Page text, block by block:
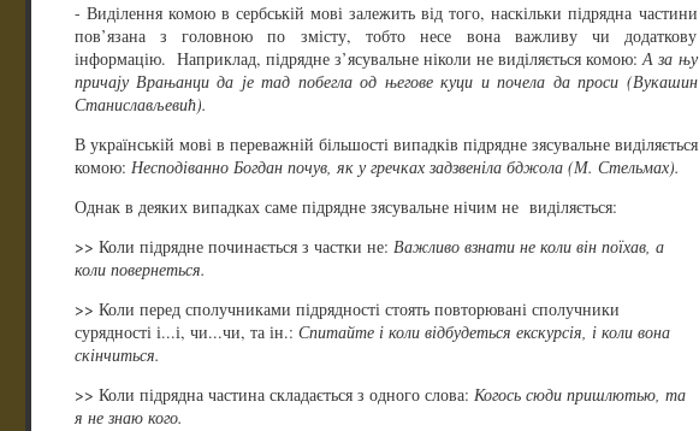
- Виділення комою в сербській мові залежить від того, наскільки підрядна частини
пов’язана з головною по змісту, тобто несе вона важливу чи додаткову
інформацію. Наприклад, підрядне з’ясувальне ніколи не виділяється комою:А за њу
причају Врањанци да је тад побегла од његове куци и почела да проси (Вукашин
Станислављевић).
В українській мові в переважній більшості випадків підрядне зясувальне виділяється
комою: Несподіванно Богдан почув, як у гречках задзвеніла бджола (М. Стельмах).
Однак в деяких випадках саме підрядне зясувальне нічим не виділяється:
>> Коли підрядне починається з частки не: Важливо взнати не коли він поїхав, а
коли повернеться.
>> Коли перед сполучниками підрядності стоять повторювані сполучники
сурядності і...і, чи...чи, та ін.: Спитайте і коли відбудеться екскурсія, і коли вона
скінчиться.
>> Коли підрядна частина складається з одного слова: Когось сюди пришлютью, та
я не знаю кого.